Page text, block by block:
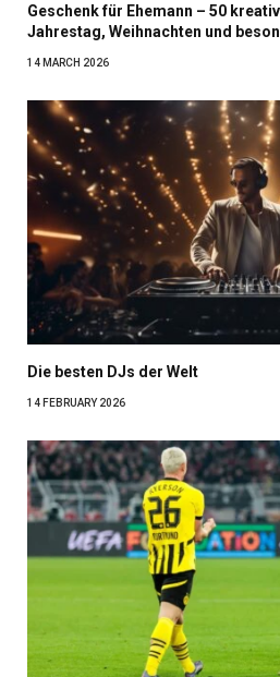
Geschenk für Ehemann – 50
Jahrestag, Weihnachten und
14 MARCH 2026
Die besten DJs der Welt
14 FEBRUARY 2026